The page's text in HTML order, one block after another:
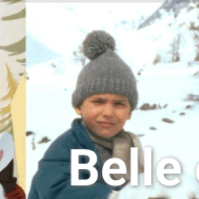
Belle